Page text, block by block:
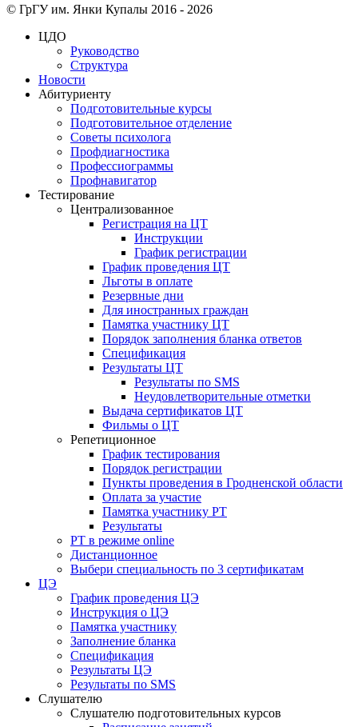
© ГрГУ им. Янки Купалы 2016 - 2026
ЦДО
Руководство
Структура
Новости
Абитуриенту
Подготовительные курсы
Подготовительное отделение
Советы психолога
Профдиагностика
Профессиограммы
Профнавигатор
Тестирование
Централизованное
Регистрация на ЦТ
Инструкции
График регистрации
График проведения ЦТ
Льготы в оплате
Резервные дни
Для иностранных граждан
Памятка участнику ЦТ
Порядок заполнения бланка ответов
Спецификация
Результаты ЦТ
Результаты по SMS
Неудовлетворительные отметки
Выдача сертификатов ЦТ
Фильмы о ЦТ
Репетиционное
График тестирования
Порядок регистрации
Пункты проведения в Гродненской области
Оплата за участие
Памятка участнику РТ
Результаты
РТ в режиме online
Дистанционное
Выбери специальность по 3 сертификатам
ЦЭ
График проведения ЦЭ
Инструкция о ЦЭ
Памятка участнику
Заполнение бланка
Спецификация
Результаты ЦЭ
Результаты по SMS
Слушателю
Слушателю подготовительных курсов